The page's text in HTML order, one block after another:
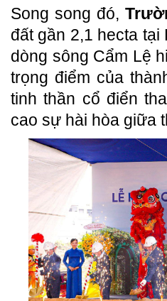
Song song đó,
đất gần 2,1 hecta
dòng sông Cẩm Lệ
trọng điểm của
tinh thần cổ điển
cao sự hài hòa giữa